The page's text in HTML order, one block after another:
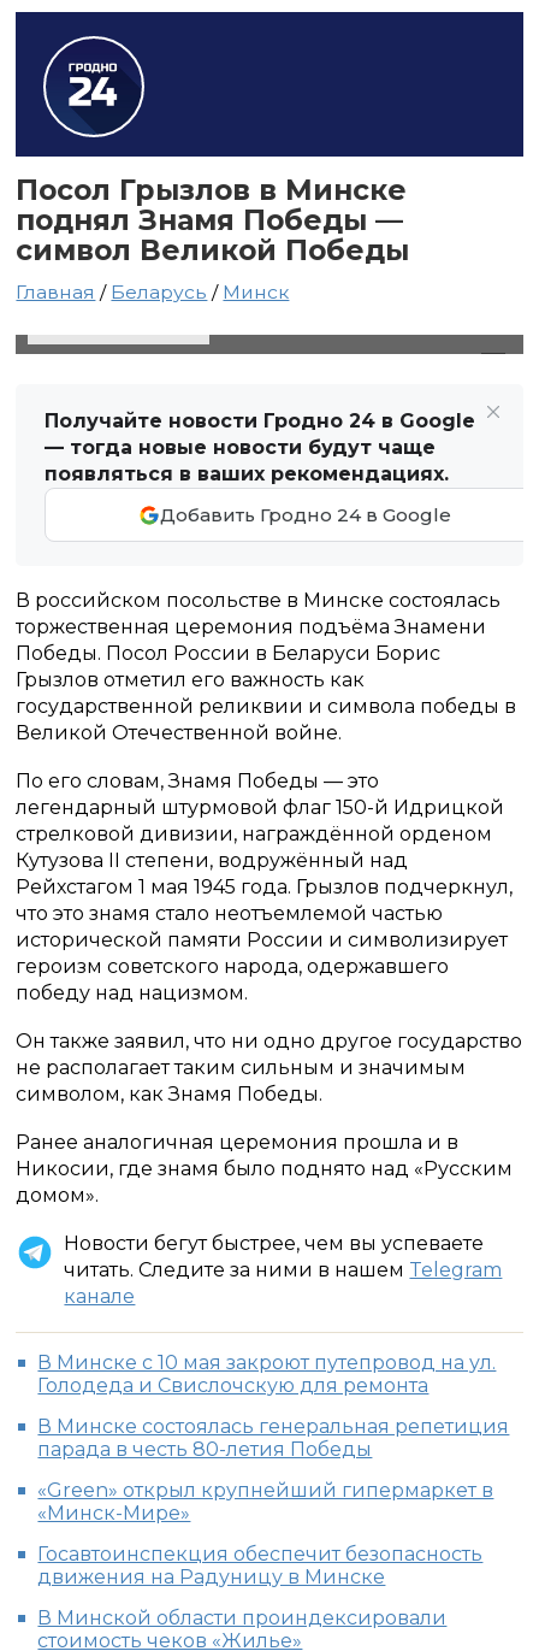
Посол Грызлов в Минске
поднял Знамя Победы —
символ Великой Победы
Главная / Беларусь / Минск
Получайте новости Гродно 24 в Google
— тогда новые новости будут чаще
появляться в ваших рекомендациях.
Добавить Гродно 24 в Google
В российском посольстве в Минске состоялась
торжественная церемония подъёма Знамени
Победы. Посол России в Беларуси Борис
Грызлов отметил его важность как
государственной реликвии и символа победы в
Великой Отечественной войне.
По его словам, Знамя Победы — это
легендарный штурмовой флаг 150-й Идрицкой
стрелковой дивизии, награждённой орденом
Кутузова II степени, водружённый над
Рейхстагом 1 мая 1945 года. Грызлов подчеркнул,
что это знамя стало неотъемлемой частью
исторической памяти России и символизирует
героизм советского народа, одержавшего
победу над нацизмом.
Он также заявил, что ни одно другое государство
не располагает таким сильным и значимым
символом, как Знамя Победы.
Ранее аналогичная церемония прошла и в
Никосии, где знамя было поднято над «Русским
домом».
Новости бегут быстрее, чем вы успеваете
читать. Следите за ними в нашем Telegram
канале
В Минске с 10 мая закроют путепровод на ул.
Голодеда и Свислочскую для ремонта
В Минске состоялась генеральная репетиция
парада в честь 80-летия Победы
«Green» открыл крупнейший гипермаркет в
«Минск-Мире»
Госавтоинспекция обеспечит безопасность
движения на Радуницу в Минске
В Минской области проиндексировали
стоимость чеков «Жилье»